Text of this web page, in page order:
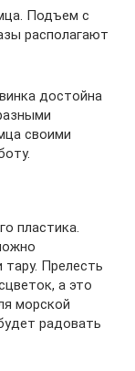
Подъем с
располагают
достойна
своими
пластика.
Прелесть
а это
морской
радовать